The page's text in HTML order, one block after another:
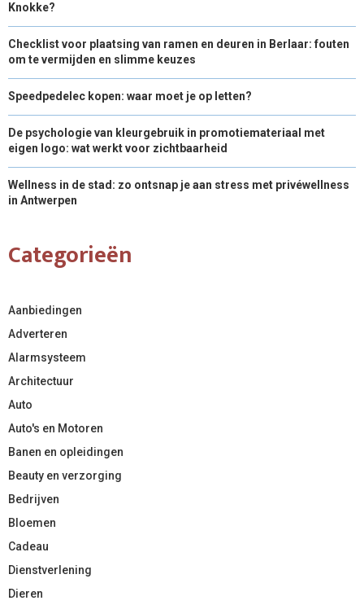
Knokke?
Checklist voor plaatsing van ramen en deuren in Berlaar: fouten
om te vermijden en slimme keuzes
Speedpedelec kopen: waar moet je op letten?
De psychologie van kleurgebruik in promotiemateriaal met
eigen logo: wat werkt voor zichtbaarheid
Wellness in de stad: zo ontsnap je aan stress met privéwellness
in Antwerpen
Categorieën
Aanbiedingen
Adverteren
Alarmsysteem
Architectuur
Auto
Auto's en Motoren
Banen en opleidingen
Beauty en verzorging
Bedrijven
Bloemen
Cadeau
Dienstverlening
Dieren